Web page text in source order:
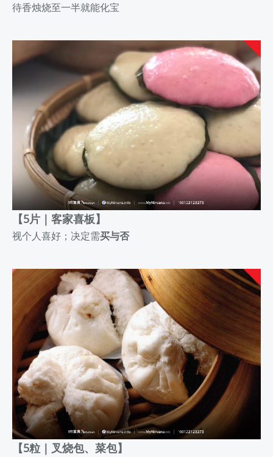
待香烛烧至一半就能化宝
【5片｜客家喜板】
视个人喜好；决定需买与否
【5粒｜叉烧包、菜包】